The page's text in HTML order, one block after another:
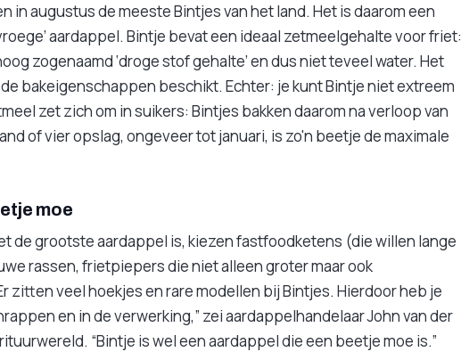
in augustus de meeste Bintjes van het land. Het is daarom een
aardappel. Bintje bevat een ideaal zetmeelgehalte voor friet:
zogenaamd ‘droge stof gehalte’ en dus niet teveel water. Het
bakeigenschappen beschikt. Echter: je kunt Bintje niet extreem
zet zich om in suikers: Bintjes bakken daarom na verloop van
of vier opslag, ongeveer tot januari, is zo'n beetje de maximale
moe
de grootste aardappel is, kiezen fastfoodketens (die willen lange
rassen, frietpiepers die niet alleen groter maar ook
zitten veel hoekjes en rare modellen bij Bintjes. Hierdoor heb je
en in de verwerking,” zei aardappelhandelaar John van der
“Bintje is wel een aardappel die een beetje moe is.”